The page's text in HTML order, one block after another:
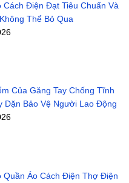
Cách Điện Đạt Tiêu Chuẩn Và
Thể Bỏ Qua
Của Găng Tay Chống Tĩnh
Dặn Bảo Vệ Người Lao Động
Quần Áo Cách Điện Thợ Điện